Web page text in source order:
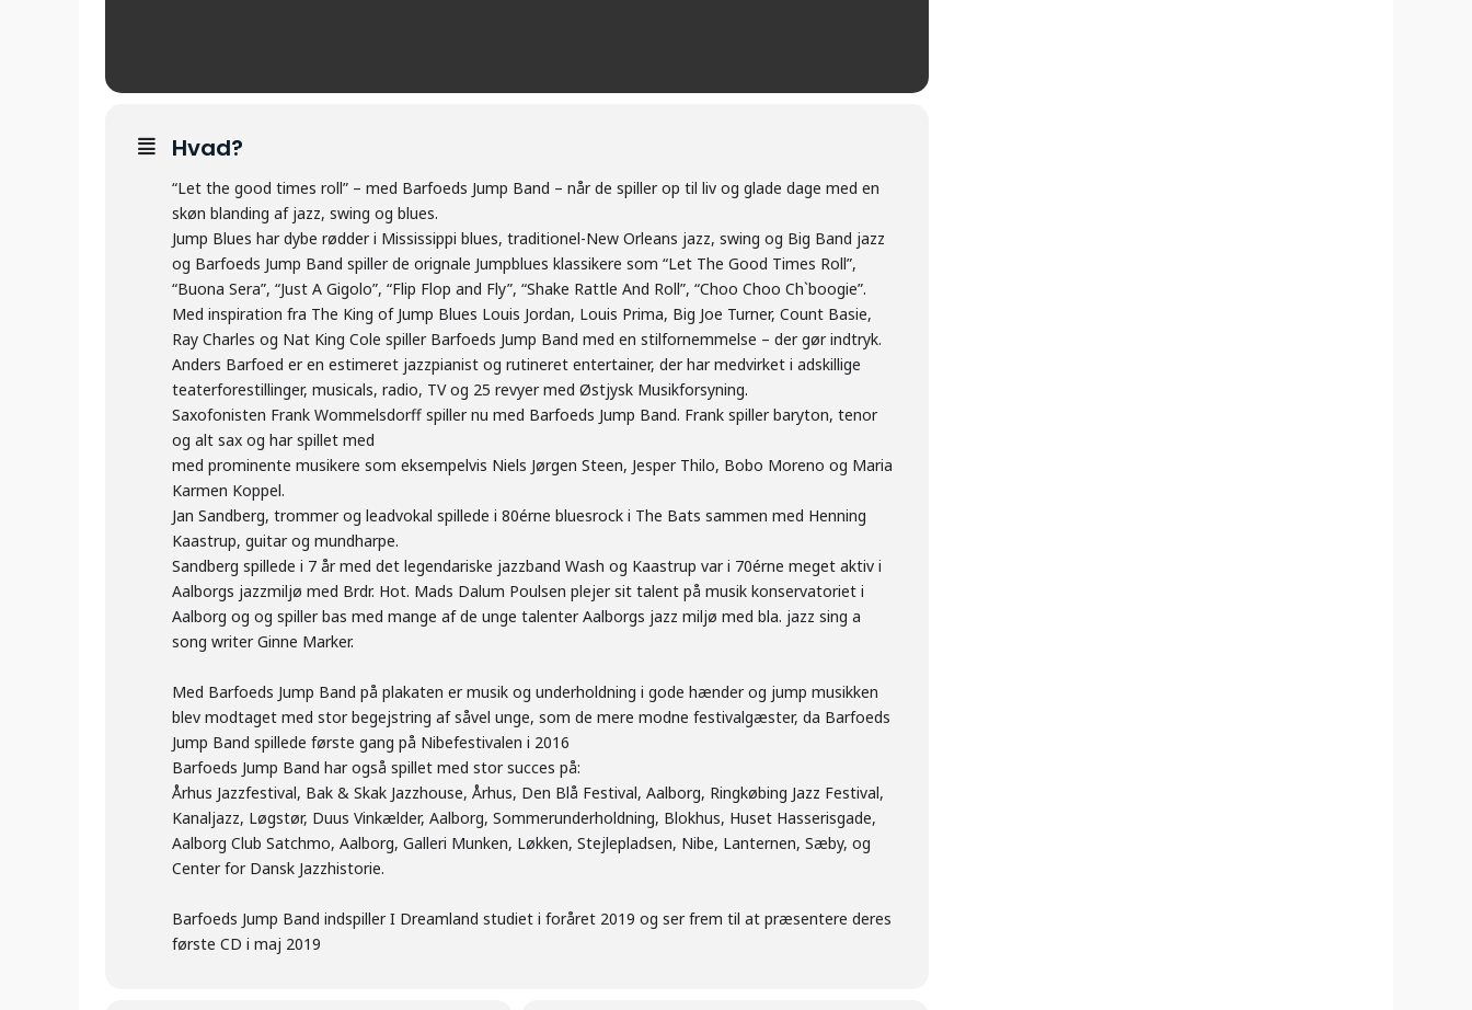
Hvad?
“Let the good times roll” – med Barfoeds Jump Band – når de spiller op til liv og glade dage med en
skøn blanding af jazz, swing og blues.
Jump Blues har dybe rødder i Mississippi blues, traditionel-New Orleans jazz, swing og Big Band jazz
og Barfoeds Jump Band spiller de orignale Jumpblues klassikere som “Let The Good Times Roll”,
“Buona Sera”, “Just A Gigolo”, “Flip Flop and Fly”, “Shake Rattle And Roll”, “Choo Choo Ch`boogie”.
Med inspiration fra The King of Jump Blues Louis Jordan, Louis Prima, Big Joe Turner, Count Basie,
Ray Charles og Nat King Cole spiller Barfoeds Jump Band med en stilfornemmelse – der gør indtryk.
Anders Barfoed er en estimeret jazzpianist og rutineret entertainer, der har medvirket i adskillige
teaterforestillinger, musicals, radio, TV og 25 revyer med Østjysk Musikforsyning.
Saxofonisten Frank Wommelsdorff spiller nu med Barfoeds Jump Band. Frank spiller baryton, tenor
og alt sax og har spillet med
med prominente musikere som eksempelvis Niels Jørgen Steen, Jesper Thilo, Bobo Moreno og Maria
Karmen Koppel.
Jan Sandberg, trommer og leadvokal spillede i 80érne bluesrock i The Bats sammen med Henning
Kaastrup, guitar og mundharpe.
Sandberg spillede i 7 år med det legendariske jazzband Wash og Kaastrup var i 70érne meget aktiv i
Aalborgs jazzmiljø med Brdr. Hot. Mads Dalum Poulsen plejer sit talent på musik konservatoriet i
Aalborg og og spiller bas med mange af de unge talenter Aalborgs jazz miljø med bla. jazz sing a
song writer Ginne Marker.
Med Barfoeds Jump Band på plakaten er musik og underholdning i gode hænder og jump musikken
blev modtaget med stor begejstring af såvel unge, som de mere modne festivalgæster, da Barfoeds
Jump Band spillede første gang på Nibefestivalen i 2016
Barfoeds Jump Band har også spillet med stor succes på:
Århus Jazzfestival, Bak & Skak Jazzhouse, Århus, Den Blå Festival, Aalborg, Ringkøbing Jazz Festival,
Kanaljazz, Løgstør, Duus Vinkælder, Aalborg, Sommerunderholdning, Blokhus, Huset Hasserisgade,
Aalborg Club Satchmo, Aalborg, Galleri Munken, Løkken, Stejlepladsen, Nibe, Lanternen, Sæby, og
Center for Dansk Jazzhistorie.
Barfoeds Jump Band indspiller I Dreamland studiet i foråret 2019 og ser frem til at præsentere deres
første CD i maj 2019